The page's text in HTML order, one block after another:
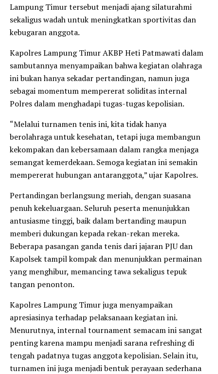
Lampung Timur tersebut menjadi ajang silaturahmi
sekaligus wadah untuk meningkatkan sportivitas dan
kebugaran anggota.
Kapolres Lampung Timur AKBP Heti Patmawati dalam
sambutannya menyampaikan bahwa kegiatan olahraga
ini bukan hanya sekadar pertandingan, namun juga
sebagai momentum mempererat soliditas internal
Polres dalam menghadapi tugas-tugas kepolisian.
“Melalui turnamen tenis ini, kita tidak hanya
berolahraga untuk kesehatan, tetapi juga membangun
kekompakan dan kebersamaan dalam rangka menjaga
semangat kemerdekaan. Semoga kegiatan ini semakin
mempererat hubungan antaranggota,” ujar Kapolres.
Pertandingan berlangsung meriah, dengan suasana
penuh kekeluargaan. Seluruh peserta menunjukkan
antusiasme tinggi, baik dalam bertanding maupun
memberi dukungan kepada rekan-rekan mereka.
Beberapa pasangan ganda tenis dari jajaran PJU dan
Kapolsek tampil kompak dan menunjukkan permainan
yang menghibur, memancing tawa sekaligus tepuk
tangan penonton.
Kapolres Lampung Timur juga menyampaikan
apresiasinya terhadap pelaksanaan kegiatan ini.
Menurutnya, internal tournament semacam ini sangat
penting karena mampu menjadi sarana refreshing di
tengah padatnya tugas anggota kepolisian. Selain itu,
turnamen ini juga menjadi bentuk perayaan sederhana